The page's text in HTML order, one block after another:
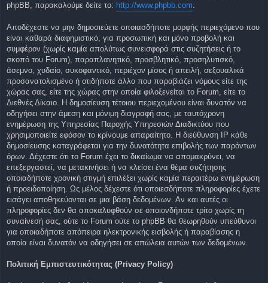
phpBB, παρακαλούμε δείτε το: http://www.phpbb.com.
Αποδέχεστε να μην δημοσιεύετε οποιασδήποτε μορφής περιεχόμενο που
είναι καθαρά διαφημιστικό, για προσωπική και μόνο προβολή και
συμφέρον (χωρίς καμία απολύτως συνεισφορά στις συζητήσεις ή το
σκοπό του Forum), παραπλανητικό, προσβλητικό, προσηλυτισκό,
άσεμνο, χυδαίο, συκοφαντικό, περιέχον μίσος ή απειλή, σεξουαλικά
προσανατολισμένο ή οτιδήποτε άλλο που παραβιάζει νόμους είτε της
χώρας σας, είτε της χώρας στην οποία φιλοξενείται το Forum, είτε το
Διεθνές Δίκαιο. Η δημοσίευση τέτοιου περιεχομένου είναι δυνατόν να
οδηγήσει στην άμεση και μόνιμη διαγραφή σας, με ταυτόχρονη
ενημέρωση της Υπηρεσίας Παροχής Υπηρεσιών Διαδικτύου που
χρησιμοποιείτε εφόσον το κρίνουμε απαραίτητο. Η διεύθυνση IP κάθε
δημοσίευσης καταγράφεται για την δυνατότητα επιβολής των παρόντων
όρων. Δέχεστε ότι το Forum έχει το δικαίωμα να απομακρύνει, να
επεξεργαστεί, να μετακινήσει ή να κλείσει ένα θέμα συζήτησης
οποιαδήποτε χρονική στιγμή επιλέξει χωρίς καμία περαιτέρω ενημέρωση
ή προειδοποίηση. Ως μέλος δέχεστε ότι οποιεσδήποτε πληροφορίες έχετε
εισάγει αποθηκεύονται σε μια βάση δεδομένων. Αν και αυτές οι
πληροφορίες δεν θα αποκαλυφθούν σε οποιονδήποτε τρίτο χωρίς τη
συναίνεσή σας, ούτε το Forum ούτε το phpBB θα θεωρηθούν υπεύθυνοι
για οποιαδήποτε απόπειρα ηλεκτρονικής εισβολής ή παραβίασης η
οποία είναι δυνατόν να οδηγήσει σε απώλεια αυτών των δεδομένων.
Πολιτική Εμπιστευτικότητας (Privacy Policy)